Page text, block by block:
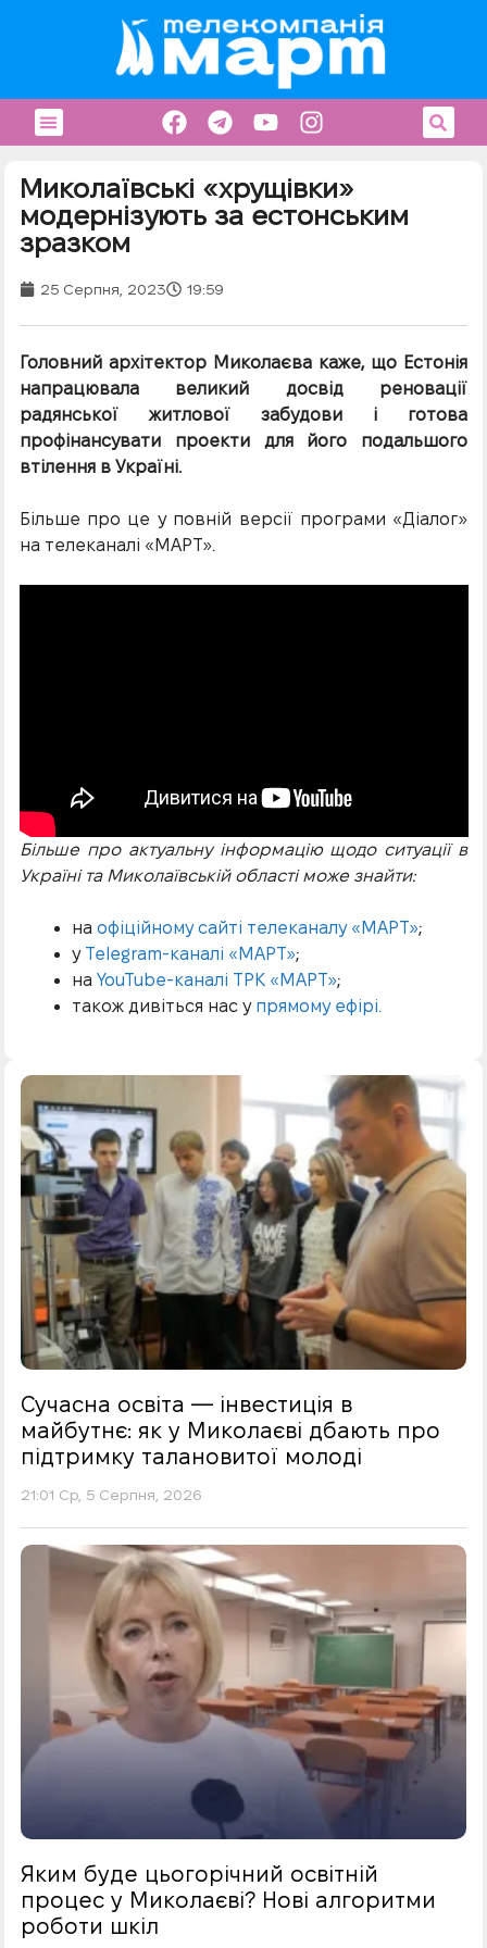
Миколаївські «хрущівки»
модернізують за естонським
зразком
25 Серпня, 2023 19:59
Головний архітектор Миколаєва каже, що Естонія
напрацювала великий досвід реновації
радянської житлової забудови і готова
профінансувати проекти для його подальшого
втілення в Україні.
Більше про це у повній версії програми «Діалог»
на телеканалі «МАРТ».
Більше про актуальну інформацію щодо ситуації в
Україні та Миколаївській області може знайти:
на офіційному сайті телеканалу «МАРТ»;
у Telegram-каналі «МАРТ»;
на YouTube-каналі ТРК «МАРТ»;
також дивіться нас у прямому ефірі.
Сучасна освіта — інвестиція в
майбутнє: як у Миколаєві дбають про
підтримку талановитої молоді
21:01 Ср, 5 Серпня, 2026
Яким буде цьогорічний освітній
процес у Миколаєві? Нові алгоритми
роботи шкіл